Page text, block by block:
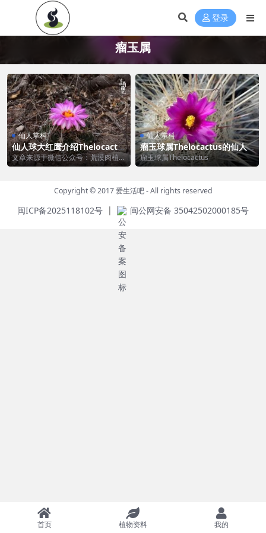
登录
瘤玉属
仙人掌科
仙人球大红鹰介绍Thelocactu
s heterochromus
文章来源于微信公众号：荒漠肉植
记，作者：乌镇寻 拉丁：Thelocact
仙人掌科
瘤玉球属Thelocactus的仙人
球你认识几个？
瘤玉球属Thelocactus
Copyright © 2017爱生活吧- All rights reserved
闽ICP备2025118102号 | 闽公网安备 35042502000185号
首页 植物资料 我的